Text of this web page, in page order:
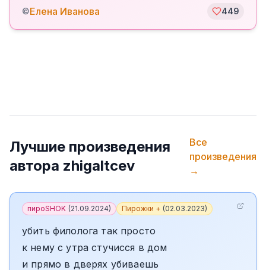
©Елена Иванова 449
Лучшие произведения
автора zhigaltcev
Все
произведения
→
пироSHOK (21.09.2024) Пирожки + (02.03.2023)
убить филолога так просто
к нему с утра стучисся в дом
и прямо в дверях убиваешь